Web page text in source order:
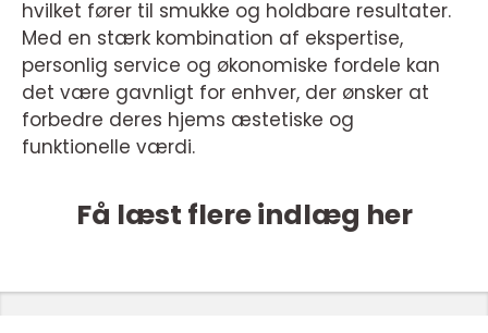
hvilket fører til smukke og holdbare resultater.
Med en stærk kombination af ekspertise,
personlig service og økonomiske fordele kan
det være gavnligt for enhver, der ønsker at
forbedre deres hjems æstetiske og
funktionelle værdi.
Få læst flere indlæg her